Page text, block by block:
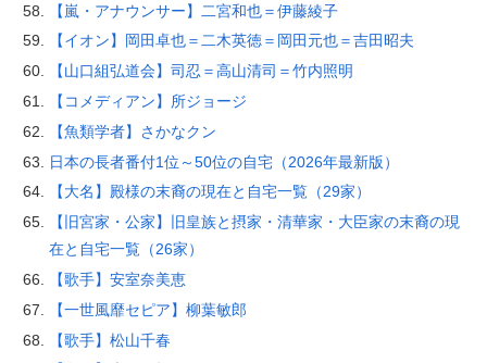
【嵐・アナウンサー】二宮和也＝伊藤綾子
【イオン】岡田卓也＝二木英徳＝岡田元也＝吉田昭夫
【山口組弘道会】司忍＝高山清司＝竹内照明
【コメディアン】所ジョージ
【魚類学者】さかなクン
日本の長者番付1位～50位の自宅（2026年最新版）
【大名】殿様の末裔の現在と自宅一覧（29家）
【旧宮家・公家】旧皇族と摂家・清華家・大臣家の末裔の現
在と自宅一覧（26家）
【歌手】安室奈美恵
【一世風靡セピア】柳葉敏郎
【歌手】松山千春